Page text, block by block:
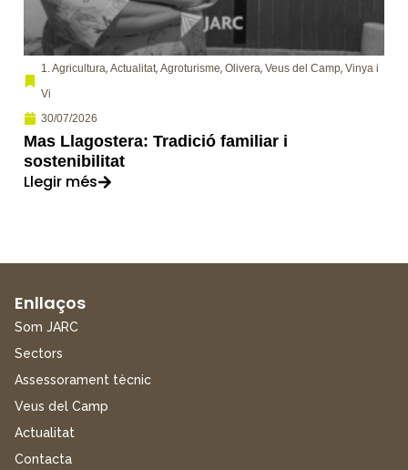
1. Agricultura, Actualitat, Agroturisme, Olivera, Veus del Camp, Vinya i
Vi
30/07/2026
Mas Llagostera: Tradició familiar i
sostenibilitat
Llegir més
Enllaços
Som JARC
Sectors
Assessorament tècnic
Veus del Camp
Actualitat
Contacta